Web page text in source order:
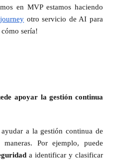
en MVP estamos haciendo
otro servicio de AI para
sería!
apoyar la gestión continua
a la gestión continua de
Por ejemplo, puede
a identificar y clasificar